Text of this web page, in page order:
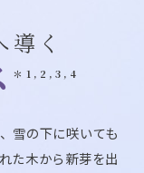
く
＊1,2,3,4
雪の下に咲いても
た木から新芽を出